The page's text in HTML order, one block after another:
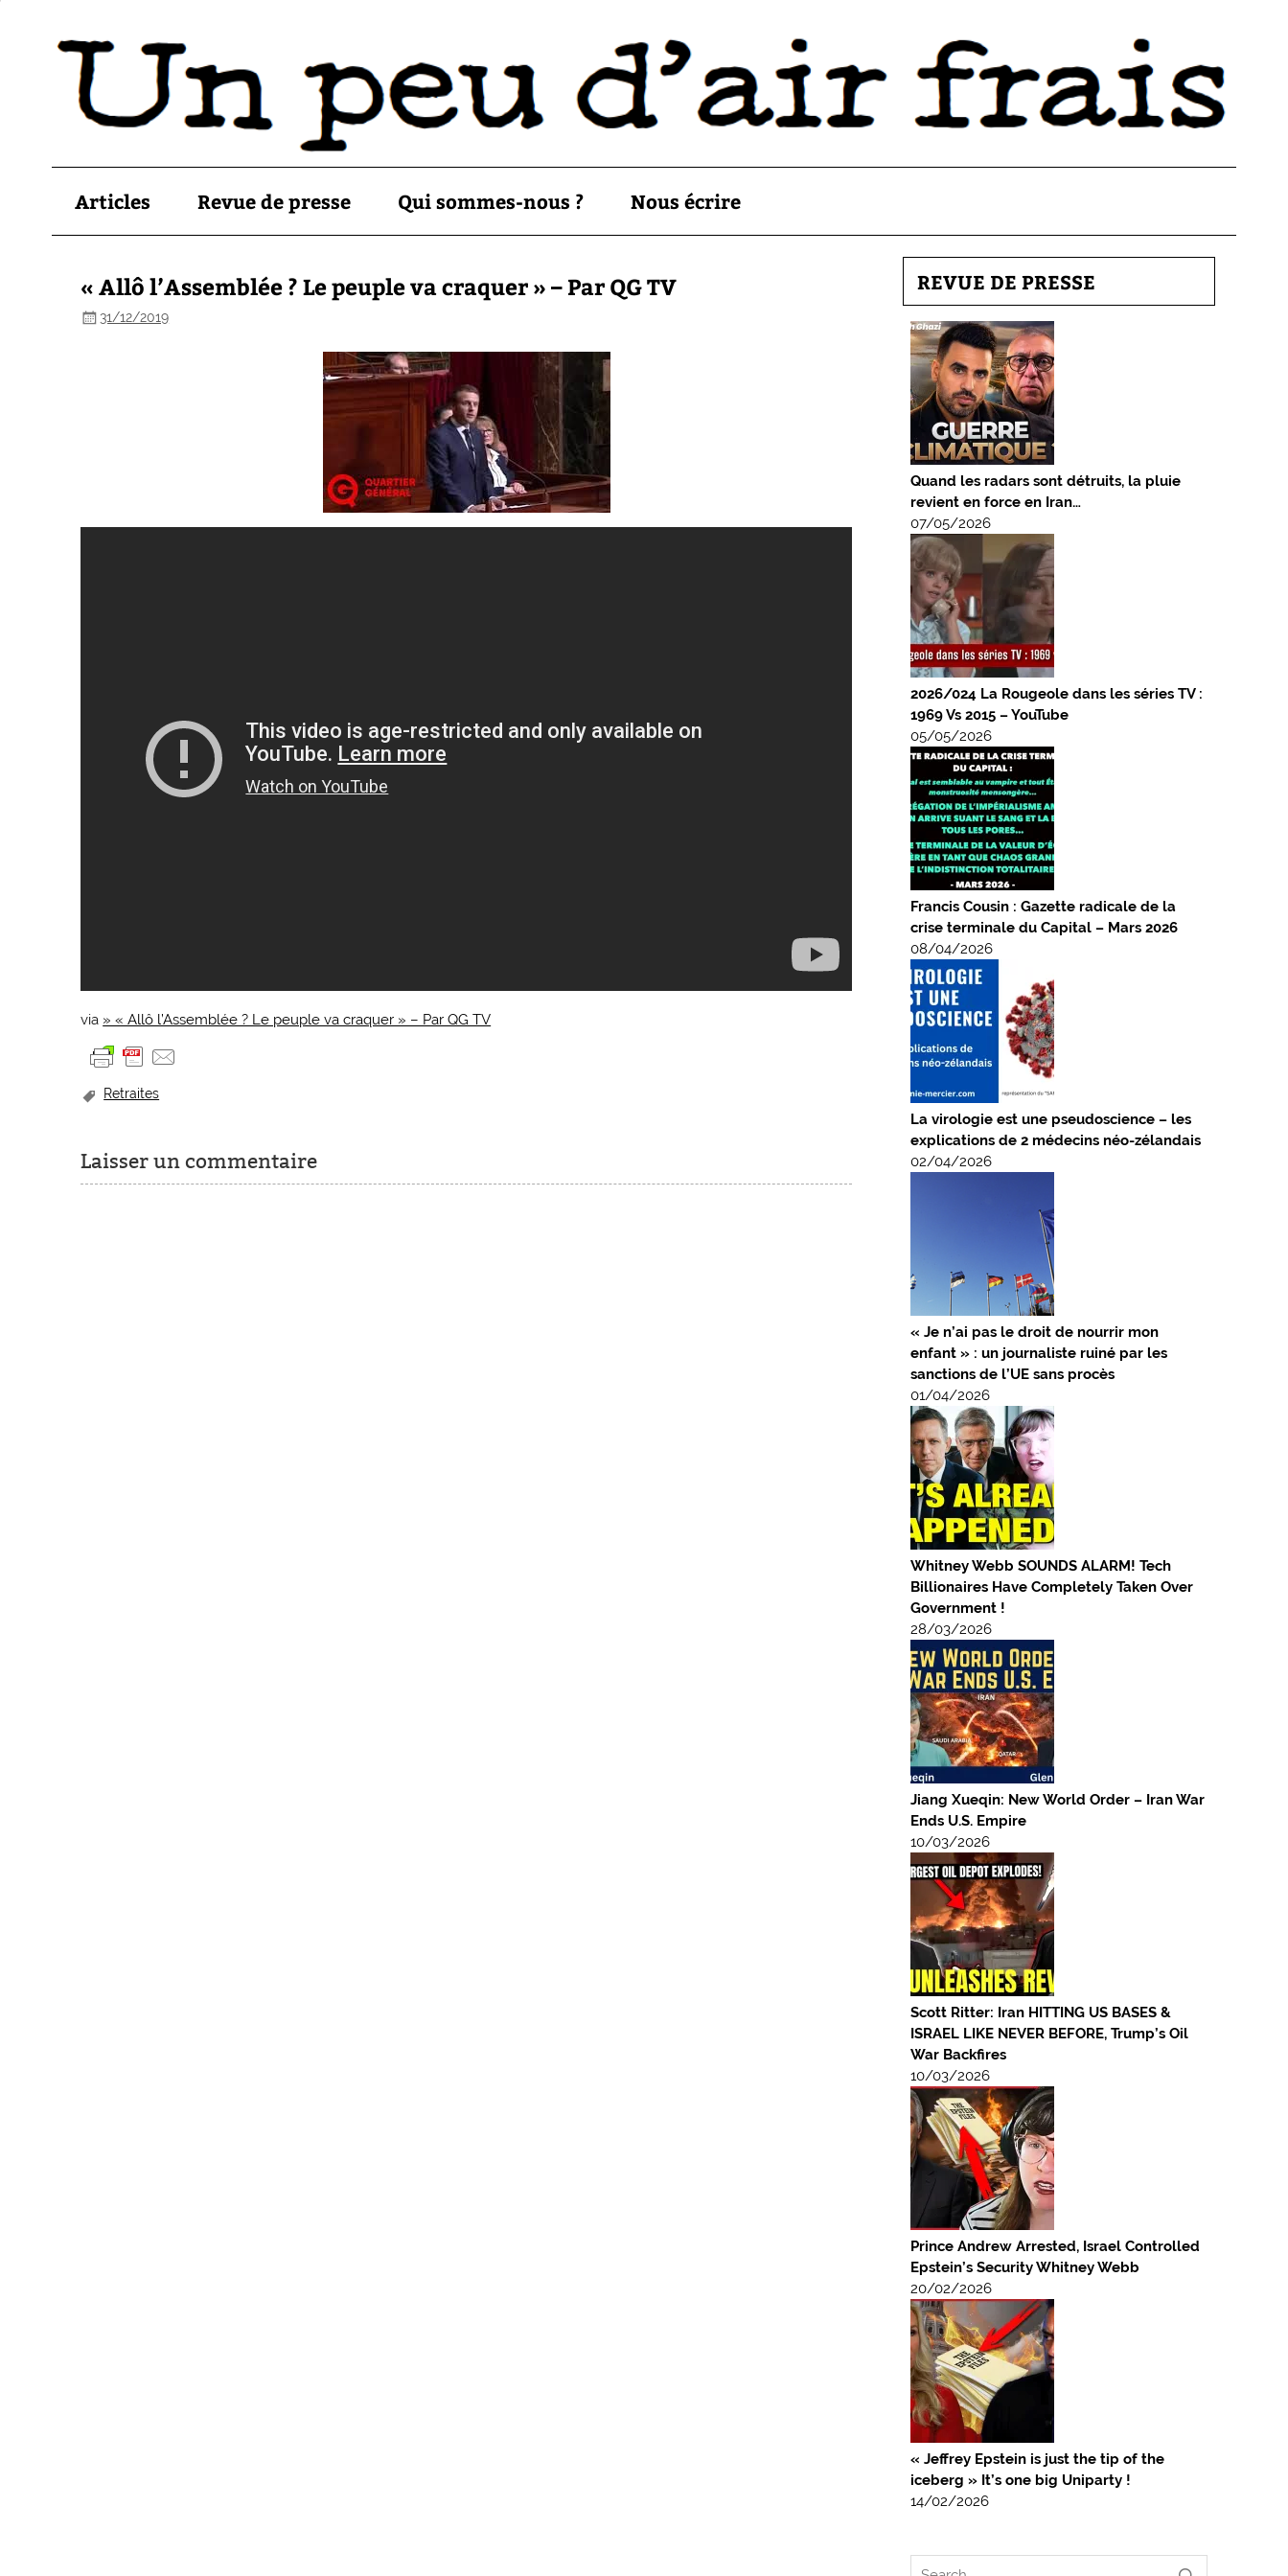
Articles Revue de presse Qui sommes-nous ? Nous écrire
« Allô l’Assemblée ? Le peuple va craquer » – Par QG TV
31/12/2019
via » « Allô l’Assemblée ? Le peuple va craquer » – Par QG TV
Retraites
Laisser un commentaire
REVUE DE PRESSE
Quand les radars sont détruits, la pluie
revient en force en Iran…
07/05/2026
2026/024 La Rougeole dans les séries TV :
1969 Vs 2015 – YouTube
05/05/2026
Francis Cousin : Gazette radicale de la
crise terminale du Capital – Mars 2026
08/04/2026
La virologie est une pseudoscience – les
explications de 2 médecins néo-zélandais
02/04/2026
« Je n’ai pas le droit de nourrir mon
enfant » : un journaliste ruiné par les
sanctions de l’UE sans procès
01/04/2026
Whitney Webb SOUNDS ALARM! Tech
Billionaires Have Completely Taken Over
Government !
28/03/2026
Jiang Xueqin: New World Order – Iran War
Ends U.S. Empire
10/03/2026
Scott Ritter: Iran HITTING US BASES &
ISRAEL LIKE NEVER BEFORE, Trump’s Oil
War Backfires
10/03/2026
Prince Andrew Arrested, Israel Controlled
Epstein’s Security Whitney Webb
20/02/2026
« Jeffrey Epstein is just the tip of the
iceberg » It’s one big Uniparty !
14/02/2026